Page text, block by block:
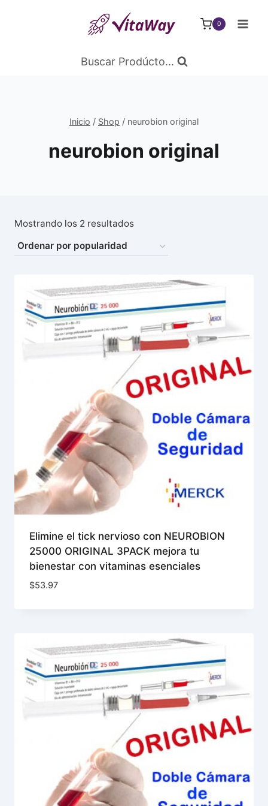
0
Buscar Prodúcto...
Inicio / Shop / neurobion original
neurobion original
Mostrando los 2 resultadosOrdenado
popularidad
Elimine el tick nervioso con NEUROBION
25000 ORIGINAL 3PACK mejora tu
bienestar con vitaminas esenciales
$53.97